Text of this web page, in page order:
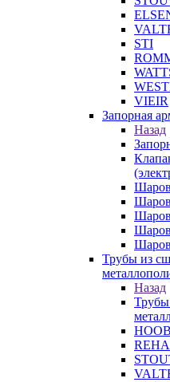
STI
VIEIR
Запорная
Назад
Трубы из
Назад
Трубы